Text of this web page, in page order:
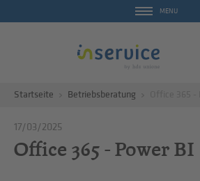
MENU
Startseite Betriebsberatung
17/03/2025
Office 365 - Power BI